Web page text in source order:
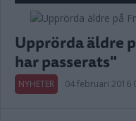
Upprörda äldre
har passerats"
NYHETER 04 februari 2016